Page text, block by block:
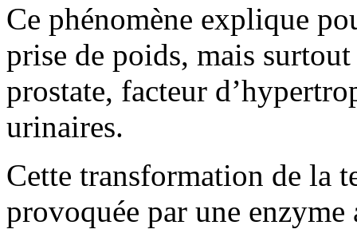
Ce phénomène explique
prise de poids, mais
prostate, facteur
urinaires.
Cette transformation de la
provoquée par une enzyme